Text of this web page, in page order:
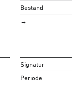
Bestand
→
Signatur
Periode